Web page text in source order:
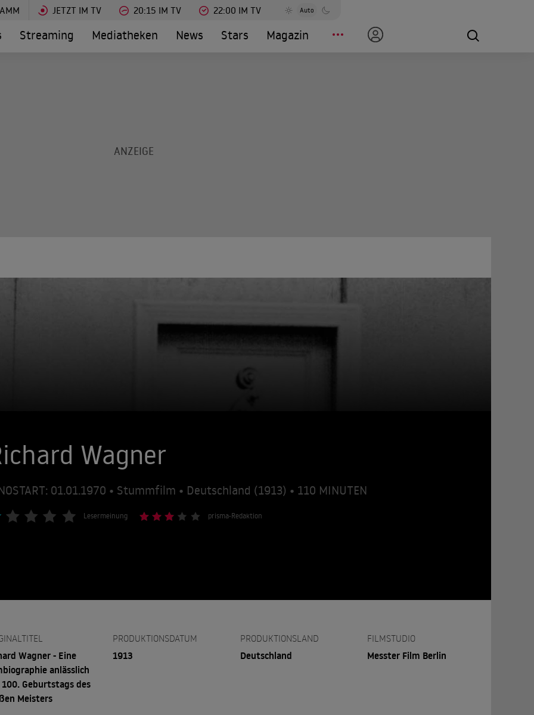
JETZT IM TV 20:15 IM TV 22:00 IM TV Auto
Streaming Mediatheken News Stars Magazin
Wagner
01.01.1970 • Stummfilm • Deutschland (1913) • 110 MINUTEN
Lesermeinung prisma-Redaktion
Wagner - Eine
anlässlich
100. Geburtstags des
Meisters
PRODUKTIONSDATUM
1913
PRODUKTIONSLAND
Deutschland
FILMSTUDIO
Messter Film Berlin